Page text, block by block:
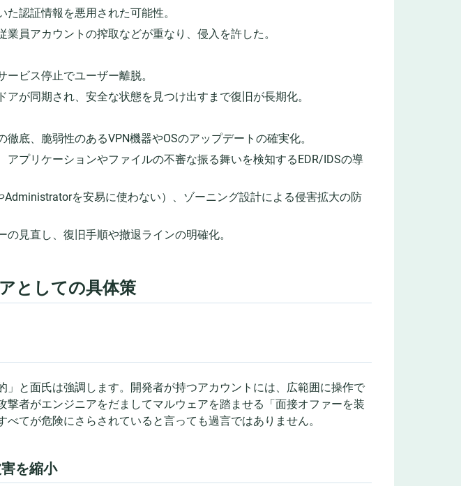
認証情報を悪用された可能性。
業員アカウントの搾取などが重なり、侵入を許した。
ビス停止でユーザー離脱。
が同期され、安全な状態を見つけ出すまで復旧が長期化。
徹底、脆弱性のあるVPN機器やOSのアップデートの確実化。
アプリケーションやファイルの不審な振る舞いを検知するEDR/IDSの導
Administratorを安易に使わない）、ゾーニング設計による侵害拡大の防
の見直し、復旧手順や撤退ラインの明確化。
としての具体策
」と面氏は強調します。開発者が持つアカウントには、広範囲に操作で
撃者がエンジニアをだましてマルウェアを踏ませる「面接オファーを装
てが危険にさらされていると言っても過言ではありません。
を縮小